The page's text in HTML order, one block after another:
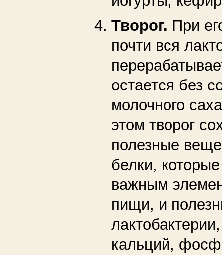
Творог. При
почти вся
остается без
молочного
этом творог
полезные
белки,
важным
пищи, и
кальций,